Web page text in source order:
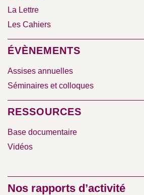
La Lettre
Les Cahiers
ÉVÈNEMENTS
Assises annuelles
Séminaires et colloques
RESSOURCES
Base documentaire
Vidéos
Nos rapports d’activité